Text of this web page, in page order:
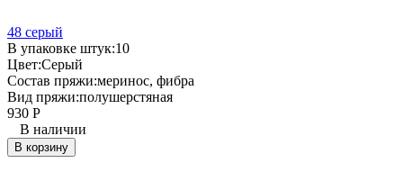
48 серый
В упаковке штук:10
Цвет:Серый
Состав пряжи:меринос, фибра
Вид пряжи:полушерстяная
930 Р
В наличии
В корзину